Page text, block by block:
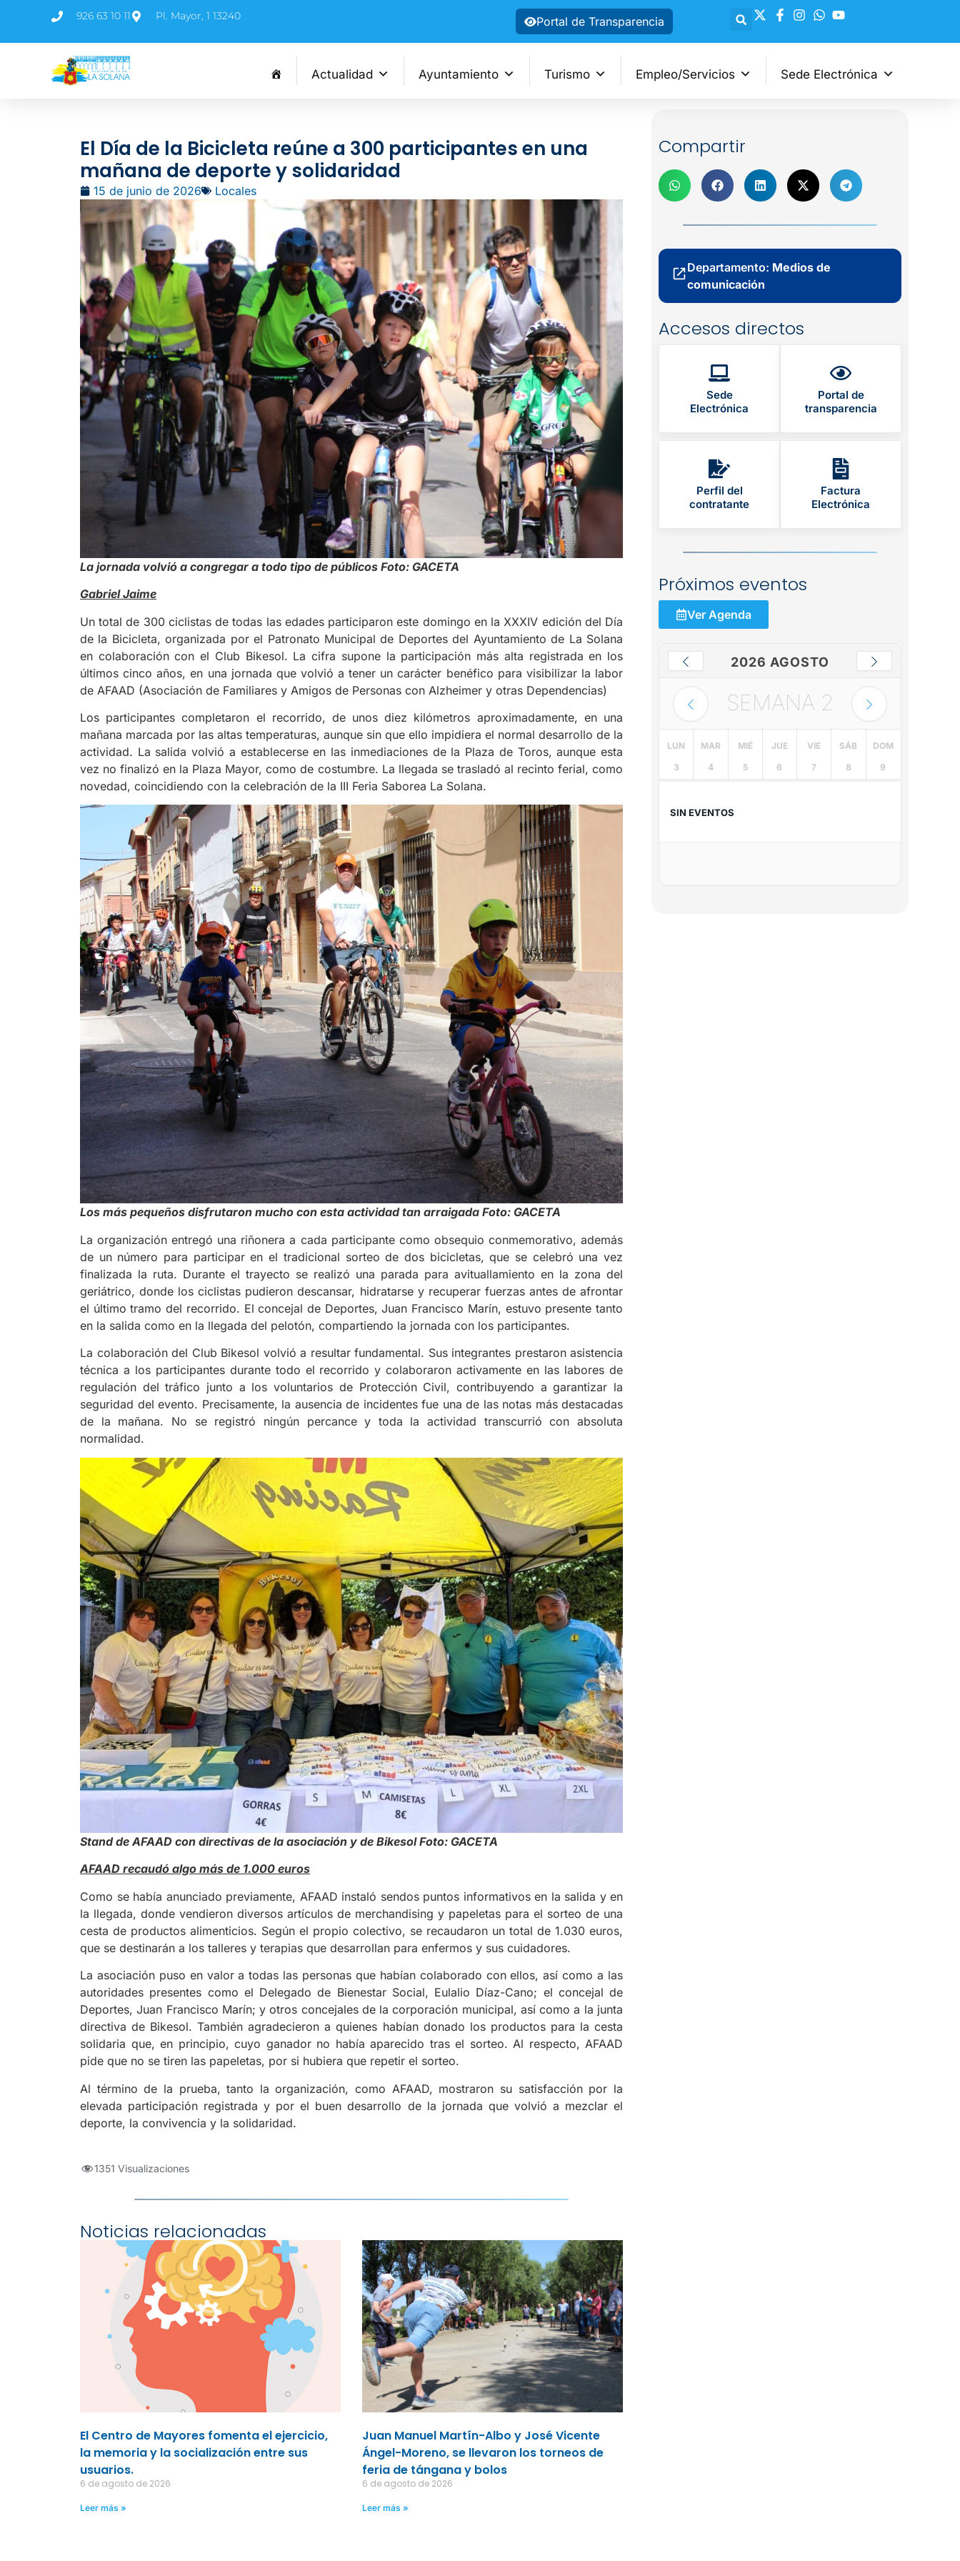
926 63 10 11 Pl. Mayor, 1 13240 Portal de Transparencia
Actualidad Ayuntamiento Turismo Empleo/Servicios Sede Electrónica
El Día de la Bicicleta reúne a 300 participantes en una
mañana de deporte y solidaridad
15 de junio de 2026 Locales
La jornada volvió a congregar a todo tipo de públicos Foto: GACETA
Gabriel Jaime
Un total de 300 ciclistas de todas las edades participaron este domingo en la XXXIV edición del Día
de la Bicicleta, organizada por el Patronato Municipal de Deportes del Ayuntamiento de La Solana
en colaboración con el Club Bikesol. La cifra supone la participación más alta registrada en los
últimos cinco años, en una jornada que volvió a tener un carácter benéfico para visibilizar la labor
de AFAAD (Asociación de Familiares y Amigos de Personas con Alzheimer y otras Dependencias)
Los participantes completaron el recorrido, de unos diez kilómetros aproximadamente, en una
mañana marcada por las altas temperaturas, aunque sin que ello impidiera el normal desarrollo de la
actividad. La salida volvió a establecerse en las inmediaciones de la Plaza de Toros, aunque esta
vez no finalizó en la Plaza Mayor, como de costumbre. La llegada se trasladó al recinto ferial, como
novedad, coincidiendo con la celebración de la III Feria Saborea La Solana.
Los más pequeños disfrutaron mucho con esta actividad tan arraigada Foto: GACETA
La organización entregó una riñonera a cada participante como obsequio conmemorativo, además
de un número para participar en el tradicional sorteo de dos bicicletas, que se celebró una vez
finalizada la ruta. Durante el trayecto se realizó una parada para avituallamiento en la zona del
geriátrico, donde los ciclistas pudieron descansar, hidratarse y recuperar fuerzas antes de afrontar
el último tramo del recorrido. El concejal de Deportes, Juan Francisco Marín, estuvo presente tanto
en la salida como en la llegada del pelotón, compartiendo la jornada con los participantes.
La colaboración del Club Bikesol volvió a resultar fundamental. Sus integrantes prestaron asistencia
técnica a los participantes durante todo el recorrido y colaboraron activamente en las labores de
regulación del tráfico junto a los voluntarios de Protección Civil, contribuyendo a garantizar la
seguridad del evento. Precisamente, la ausencia de incidentes fue una de las notas más destacadas
de la mañana. No se registró ningún percance y toda la actividad transcurrió con absoluta
normalidad.
Stand de AFAAD con directivas de la asociación y de Bikesol Foto: GACETA
AFAAD recaudó algo más de 1.000 euros
Como se había anunciado previamente, AFAAD instaló sendos puntos informativos en la salida y en
la llegada, donde vendieron diversos artículos de merchandising y papeletas para el sorteo de una
cesta de productos alimenticios. Según el propio colectivo, se recaudaron un total de 1.030 euros,
que se destinarán a los talleres y terapias que desarrollan para enfermos y sus cuidadores.
La asociación puso en valor a todas las personas que habían colaborado con ellos, así como a las
autoridades presentes como el Delegado de Bienestar Social, Eulalio Díaz-Cano; el concejal de
Deportes, Juan Francisco Marín; y otros concejales de la corporación municipal, así como a la junta
directiva de Bikesol. También agradecieron a quienes habían donado los productos para la cesta
solidaria que, en principio, cuyo ganador no había aparecido tras el sorteo. Al respecto, AFAAD
pide que no se tiren las papeletas, por si hubiera que repetir el sorteo.
Al término de la prueba, tanto la organización, como AFAAD, mostraron su satisfacción por la
elevada participación registrada y por el buen desarrollo de la jornada que volvió a mezclar el
deporte, la convivencia y la solidaridad.
1351 Visualizaciones
Noticias relacionadas
El Centro de Mayores fomenta el ejercicio,
la memoria y la socialización entre sus
usuarios.
6 de agosto de 2026
Leer más »
Juan Manuel Martín-Albo y José Vicente
Ángel-Moreno, se llevaron los torneos de
feria de tángana y bolos
6 de agosto de 2026
Leer más »
Compartir
Departamento: Medios de
comunicación
Accesos directos
Sede
Electrónica
Portal de
transparencia
Perfil del
contratante
Factura
Electrónica
Próximos eventos
Ver Agenda
2026 AGOSTO
SEMANA 2
LUN
3
MAR
4
MIÉ
5
JUE
6
VIE
7
SÁB
8
DOM
9
SIN EVENTOS